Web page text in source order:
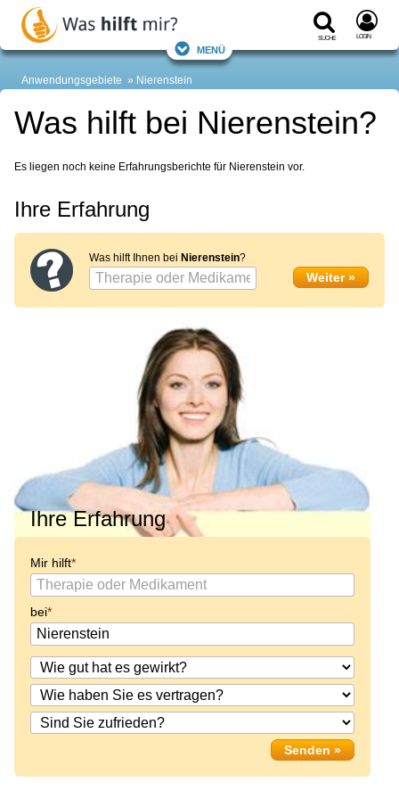
Suche Login
Menü
Anwendungsgebiete Nierenstein
Was hilft bei Nierenstein?
Es liegen noch keine Erfahrungsberichte für Nierenstein vor.
Ihre Erfahrung
Was hilft Ihnen bei Nierenstein?
Ihre Erfahrung
Mir hilft
bei